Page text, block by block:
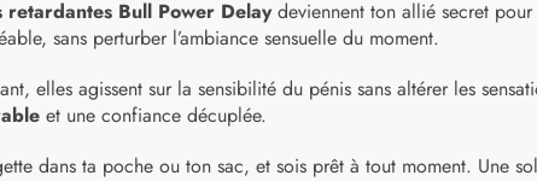
retardantes Bull Power Delay deviennent ton allié secret
sans perturber l’ambiance sensuelle du moment.
elles agissent sur la sensibilité du pénis sans altérer les
et une confiance décuplée.
dans ta poche ou ton sac, et sois prêt à tout moment. Une